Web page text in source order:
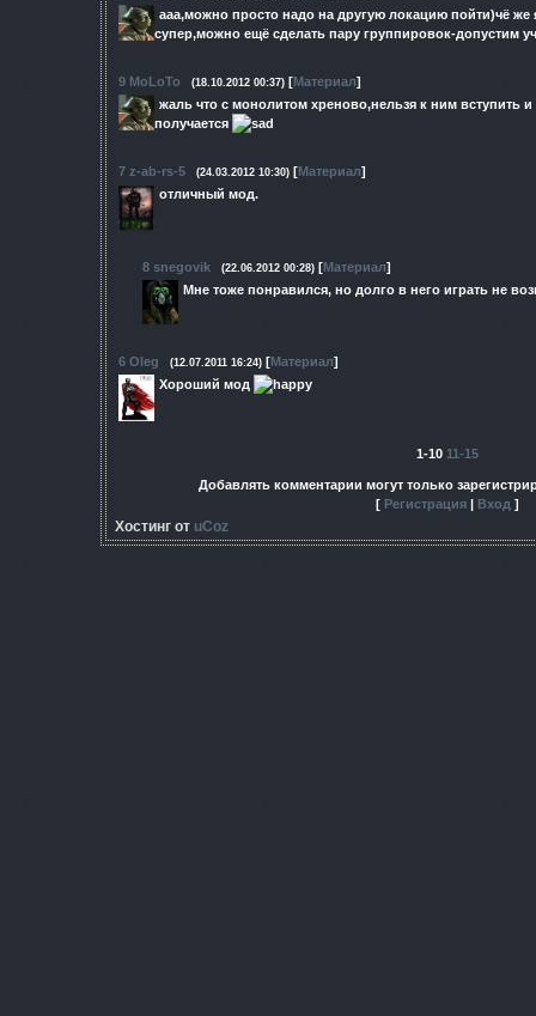
ааа,можно просто надо на другую локацию пойти)чё же
супер,можно ещё сделать пару группировок-допустим
9 MoLoTo (18.10.2012 00:37) [Материал]
жаль что с монолитом хреново,нельзя к ним вступить
получается
7 z-ab-rs-5 (24.03.2012 10:30) [Материал]
отличный мод.
8 snegovik (22.06.2012 00:28) [Материал]
Мне тоже понравился, но долго в него играть не
6 Oleg (12.07.2011 16:24) [Материал]
Хороший мод
1-10 11-15
Добавлять комментарии могут только
[ Регистрация | Вход ]
Хостинг от uCoz